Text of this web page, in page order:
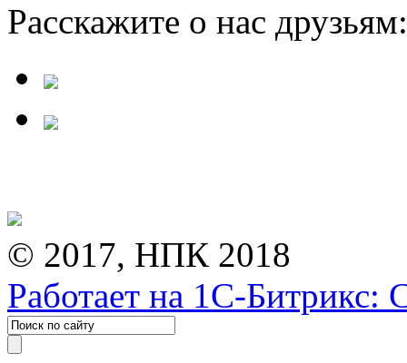
Расскажите о нас друзьям:
© 2017, НПК 2018
Работает на 1С-Битрикс: